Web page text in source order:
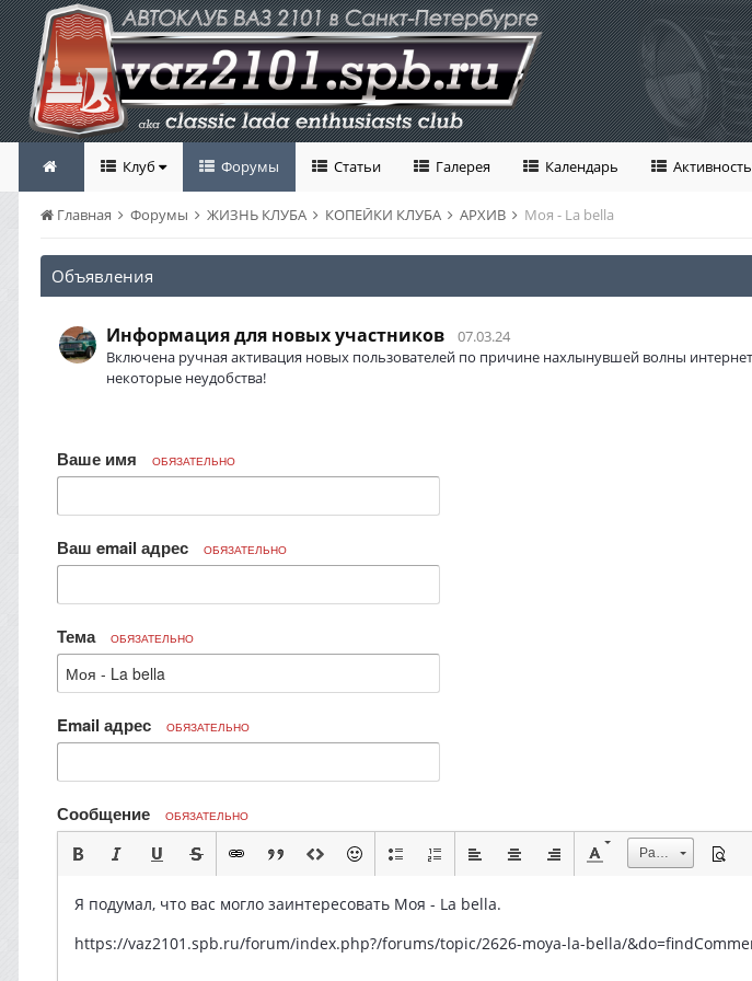
Клуб Форумы Статьи Галерея Календарь Активность
Главная Форумы ЖИЗНЬ КЛУБА КОПЕЙКИ КЛУБА АРХИВ Моя - La bella
Объявления
Информация для новых участников
07.03.24
Включена ручная активация новых пользователей по причине нахлынувшей волны
некоторые неудобства!
Ваше имя ОБЯЗАТЕЛЬНО
Ваш email адрес ОБЯЗАТЕЛЬНО
Тема ОБЯЗАТЕЛЬНО
Email адрес ОБЯЗАТЕЛЬНО
Сообщение ОБЯЗАТЕЛЬНО
Размер
Я подумал, что вас могло заинтересовать Моя - La bella.
https://vaz2101.spb.ru/forum/index.php?/forums/topic/2626-moya-la-bella/